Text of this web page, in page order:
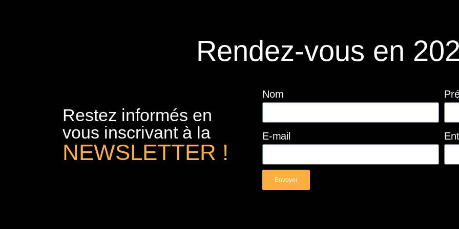
Rendez-vous en
Restez informés en
vous inscrivant à la
NEWSLETTER !
Nom
E-mail
Envoyer